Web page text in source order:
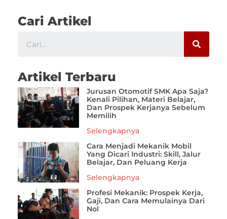
Cari Artikel
Artikel Terbaru
Jurusan Otomotif SMK Apa Saja?
Kenali Pilihan, Materi Belajar,
Dan Prospek Kerjanya Sebelum
Memilih
Selengkapnya
Cara Menjadi Mekanik Mobil
Yang Dicari Industri: Skill, Jalur
Belajar, Dan Peluang Kerja
Selengkapnya
Profesi Mekanik: Prospek Kerja,
Gaji, Dan Cara Memulainya Dari
Nol